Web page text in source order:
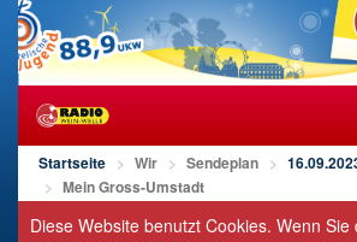
Startseite Wir Sendeplan
Mein Gross-Umstadt
Diese Website benutzt Cookies. Wenn